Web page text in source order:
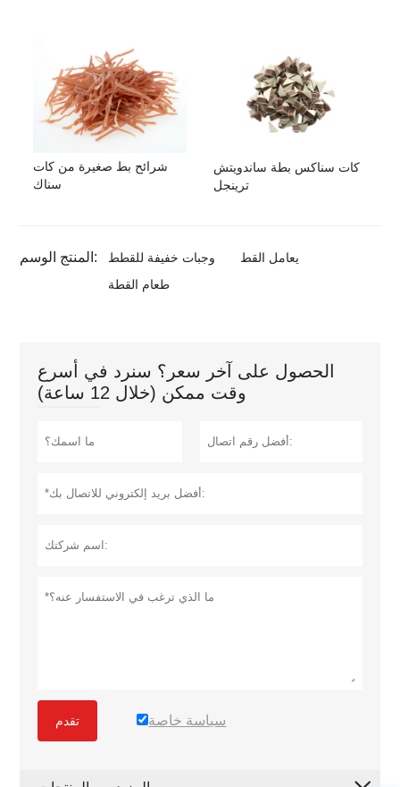
شرائح بط صغيرة من كات
سناك
كات سناكس بطة ساندويتش
ترينجل
المنتج الوسم: وجبات خفيفة للقطط
يعامل القط
طعام القطة
الحصول على آخر سعر؟ سنرد في أسرع
وقت ممكن (خلال 12 ساعة)
تقدم سياسة خاصة